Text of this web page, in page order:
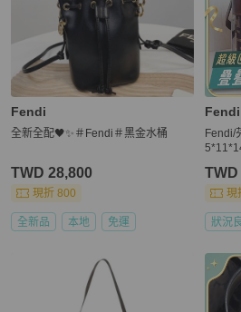
Fendi
全新全配🖤✨＃Fendi＃黑金水桶
TWD 28,800
現折 800
全新品 本地 免運
Fendi
Fendi/
TWD
現
狀況